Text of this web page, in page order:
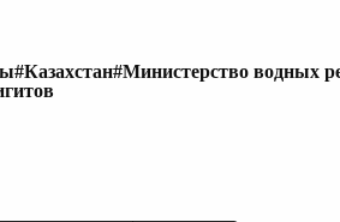
#Казахстан#Министерство водных